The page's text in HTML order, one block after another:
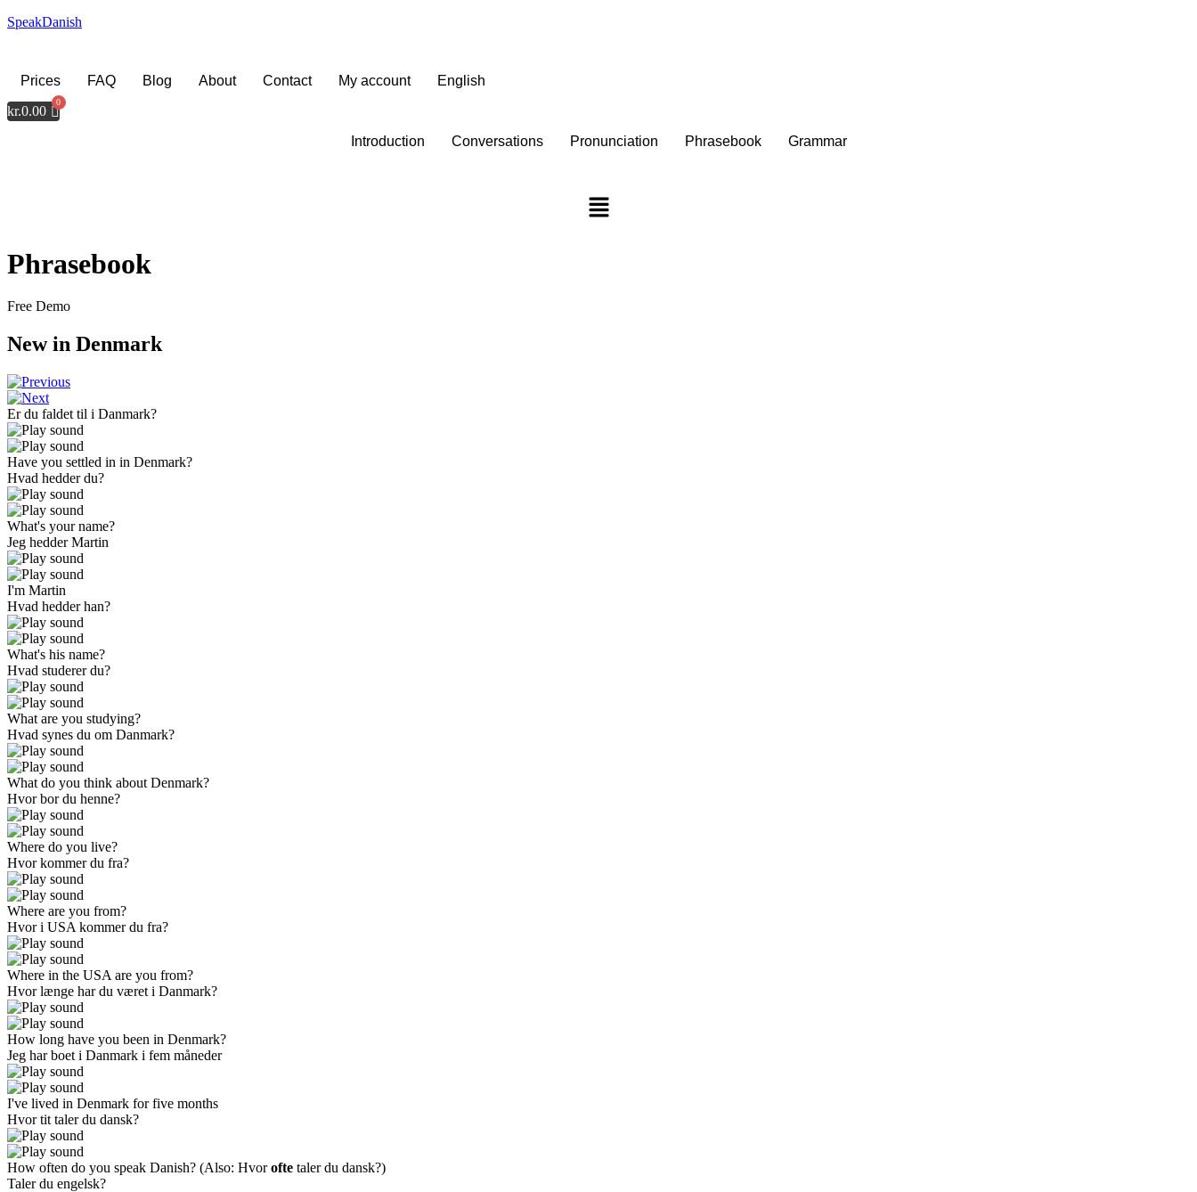
SpeakDanish
Prices FAQ Blog About Contact My account
English
kr.0.00
Introduction
Conversations Pronunciation Phrasebook Grammar
Phrasebook
Free Demo
New in Denmark
Er du faldet til i Danmark?
Have you settled in in Denmark?
Hvad hedder du?
What's your name?
Jeg hedder Martin
I'm Martin
Hvad hedder han?
What's his name?
Hvad studerer du?
What are you studying?
Hvad synes du om Danmark?
What do you think about Denmark?
Hvor bor du henne?
Where do you live?
Hvor kommer du fra?
Where are you from?
Hvor i USA kommer du fra?
Where in the USA are you from?
Hvor længe har du været i Danmark?
How long have you been in Denmark?
Jeg har boet i Danmark i fem måneder
I've lived in Denmark for five months
Hvor tit taler du dansk?
How often do you speak Danish? (Also: Hvorofte taler du dansk?)
Taler du engelsk?